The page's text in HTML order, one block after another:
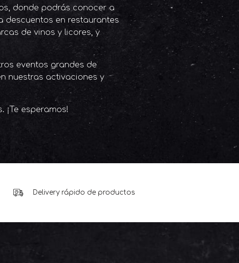
donde podrás conocer a
descuentos en restaurantes
de vinos y licores, y
eventos grandes de
nuestras activaciones y
esperamos!
Delivery rápido de productos